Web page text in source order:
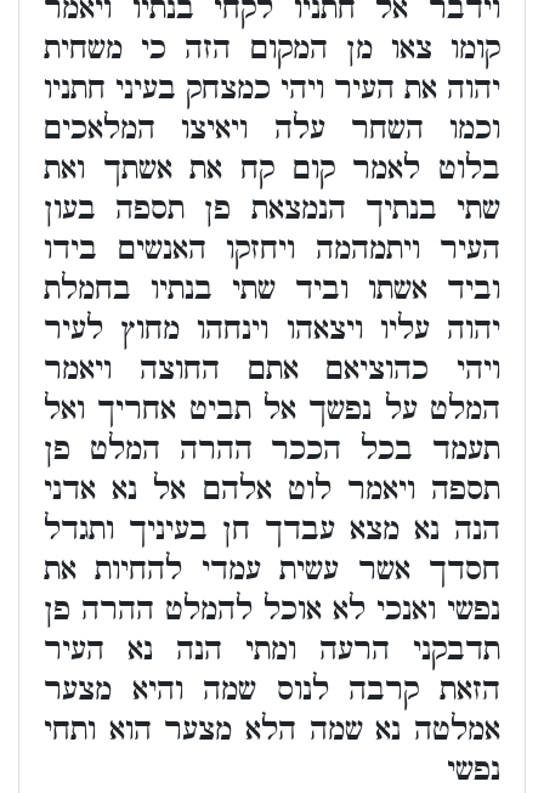
וידבר אל חתניו לקחי בנתיו ויאמר
קומו צאו מן המקום הזה כי משחית
יהוה את העיר ויהי כמצחק בעיני חתניו
וכמו השחר עלה ויאיצו המלאכים
בלוט לאמר קום קח את אשתך ואת
שתי בנתיך הנמצאת פן תספה בעון
העיר ויתמהמה ויחזקו האנשים בידו
וביד אשתו וביד שתי בנתיו בחמלת
יהוה עליו ויצאהו וינחהו מחוץ לעיר
ויהי כהוציאם אתם החוצה ויאמר
המלט על נפשך אל תביט אחריך ואל
תעמד בכל הככר ההרה המלט פן
תספה ויאמר לוט אלהם אל נא אדני
הנה נא מצא עבדך חן בעיניך ותגדל
חסדך אשר עשית עמדי להחיות את
נפשי ואנכי לא אוכל להמלט ההרה פן
תדבקני הרעה ומתי הנה נא העיר
הזאת קרבה לנוס שמה והיא מצער
אמלטה נא שמה הלא מצער הוא ותחי
נפשי